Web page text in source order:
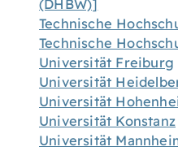
(DHBW)]
Technische
Technische
Universität Freiburg
Universität
Universität
Universität Konstanz
Universität